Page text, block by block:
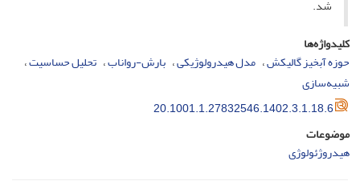
شد.
کلیدواژه‌ها
حوزه آبخیز گالیکش مدل هیدرولوژیکی بارش-رواناب تحلیل حساسیت
شبیه‌سازی
20.1001.1.27832546.1402.3.1.18.6
موضوعات
هیدروژئولوژی